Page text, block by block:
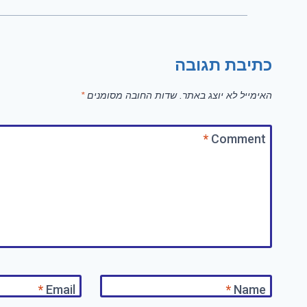
כתיבת תגובה
האימייל לא יוצג באתר. שדות החובה מסומנים*
Comment
*
Name
*
Email
*